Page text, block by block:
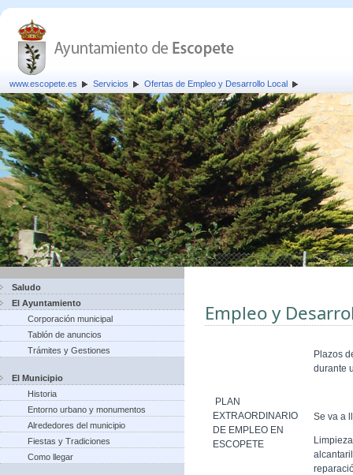
www.escopete.es Servicios Ofertas de Empleo y Desarrollo Local
Saludo
El Ayuntamiento
Corporación municipal
Tablón de anuncios
Trámites y Gestiones
El Municipio
Historia
Entorno urbano y monumentos
Alrededores del municipio
Fiestas y Tradiciones
Como llegar
Empleo y
PLAN
EXTRAORDINARIO
DE EMPLEO EN
ESCOPETE
Plazos
durante
Se va a